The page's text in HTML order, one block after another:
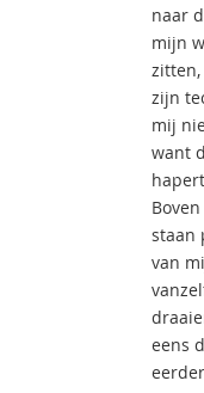
naar
mijn
zijn
mij
want
staan
van
eens